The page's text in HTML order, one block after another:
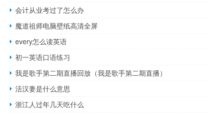
会计从业考过了怎么办
魔道祖师电脑壁纸高清全屏
every怎么读英语
初一英语口语练习
我是歌手第二期直播回放（我是歌手第二期直播）
活汉妻是什么意思
浙江人过年几天吃什么